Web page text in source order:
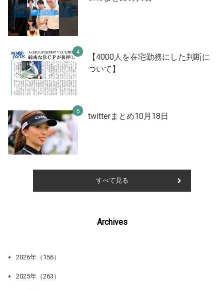
【4000人を在宅勤務にした判断に
ついて】
twitterまとめ10月18日
すべて見る
Archives
2026年（156）
2025年（263）